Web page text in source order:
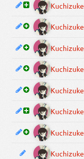
Kuchizuke
Kuchizuke
Kuchizuke
Kuchizuke
Kuchizuke
Kuchizuke
Kuchizuke
Kuchizuke